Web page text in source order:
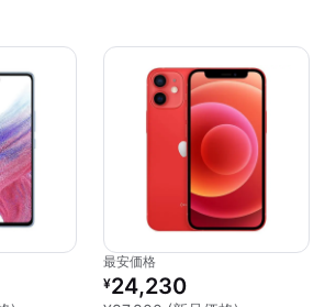
価格：
最安価格
リファービッシュ品の価格：
¥24,230